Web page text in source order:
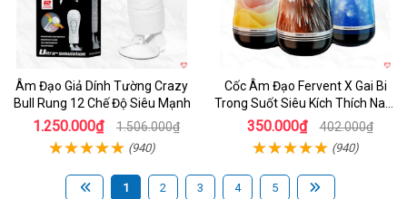
Âm Đạo Giả Dính Tường Crazy
Bull Rung 12 Chế Độ Siêu Mạnh
1.250.000₫ 1.506.000₫
(940)
Cốc Âm Đạo Fervent X Gai Bi
Trong Suốt Siêu Kích Thích Nam
Giới
350.000₫ 402.000₫
(940)
1 2 3 4 5